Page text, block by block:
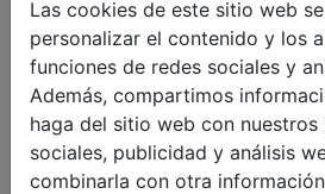
Las cookies de este sitio web
personalizar el contenido y los
funciones de redes sociales y
Además, compartimos
haga del sitio web con
sociales, publicidad y análisis
combinarla con otra
Persianas para la sala de estar
Persianas para la cocina
Persianas para el baño
CORTINAS OPACAS
Estores Enrollables Opacos